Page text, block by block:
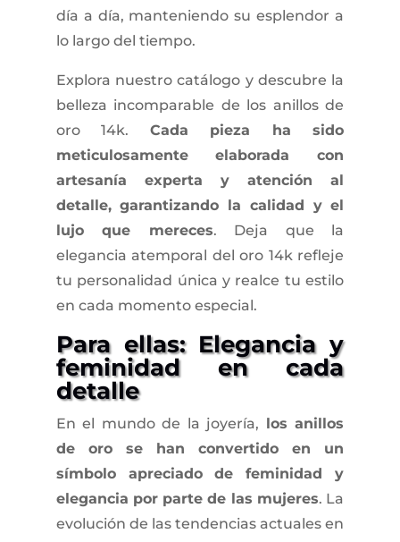
día a día, manteniendo su esplendor a
lo largo del tiempo.
Explora nuestro catálogo y descubre la
belleza incomparable de los anillos de
oro 14k. Cada pieza ha sido
meticulosamente elaborada con
artesanía experta y atención al
detalle, garantizando la calidad y el
lujo que mereces. Deja que la
elegancia atemporal del oro 14k refleje
tu personalidad única y realce tu estilo
en cada momento especial.
Para ellas: Elegancia y
feminidad en cada
detalle
En el mundo de la joyería, los anillos
de oro se han convertido en un
símbolo apreciado de feminidad y
elegancia por parte de las mujeres. La
evolución de las tendencias actuales en